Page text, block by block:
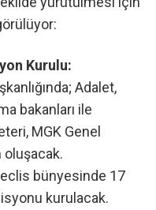
Kurulu:
Adalet,
bakanları ile
MGK Genel
oluşacak.
bünyesinde 17
kurulacak.